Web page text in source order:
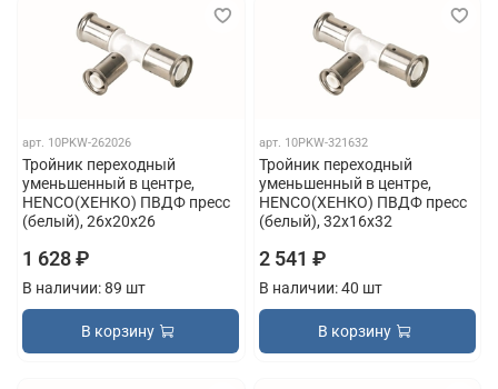
арт. 10PKW-262026
Тройник переходный
уменьшенный в центре,
HENCO(ХЕНКО) ПВДФ пресс
(белый), 26x20x26
1 628 ₽
В наличии: 89 шт
В корзину
арт. 10PKW-321632
Тройник переходный
уменьшенный в центре,
HENCO(ХЕНКО) ПВДФ пресс
(белый), 32x16x32
2 541 ₽
В наличии: 40 шт
В корзину